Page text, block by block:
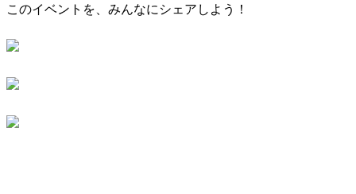
このイベントを、みんなにシェアしよう！